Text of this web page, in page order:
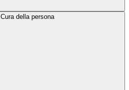
Cura della persona